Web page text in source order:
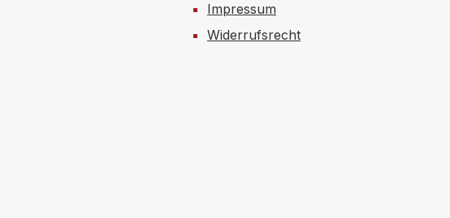
Impressum
Widerrufsrecht